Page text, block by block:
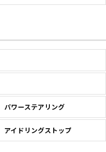
パワーステアリング
アイドリングストップ